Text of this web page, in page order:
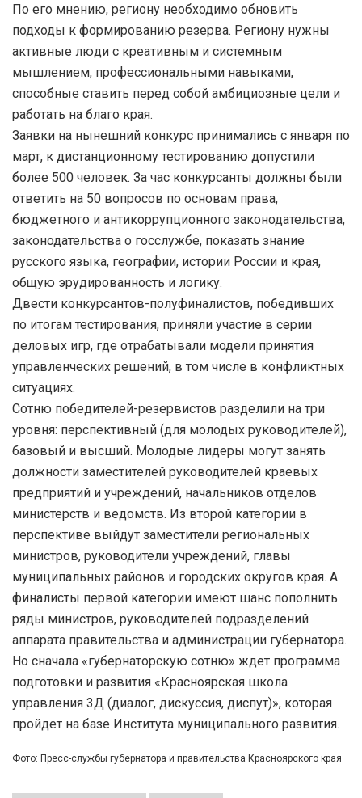
По его мнению, региону необходимо обновить
подходы к формированию резерва. Региону нужны
активные люди с креативным и системным
мышлением, профессиональными навыками,
способные ставить перед собой амбициозные цели и
работать на благо края.
Заявки на нынешний конкурс принимались с января по
март, к дистанционному тестированию допустили
более 500 человек. За час конкурсанты должны были
ответить на 50 вопросов по основам права,
бюджетного и антикоррупционного законодательства,
законодательства о госслужбе, показать знание
русского языка, географии, истории России и края,
общую эрудированность и логику.
Двести конкурсантов-полуфиналистов, победивших
по итогам тестирования, приняли участие в серии
деловых игр, где отрабатывали модели принятия
управленческих решений, в том числе в конфликтных
ситуациях.
Сотню победителей-резервистов разделили на три
уровня: перспективный (для молодых руководителей),
базовый и высший. Молодые лидеры могут занять
должности заместителей руководителей краевых
предприятий и учреждений, начальников отделов
министерств и ведомств. Из второй категории в
перспективе выйдут заместители региональных
министров, руководители учреждений, главы
муниципальных районов и городских округов края. А
финалисты первой категории имеют шанс пополнить
ряды министров, руководителей подразделений
аппарата правительства и администрации губернатора.
Но сначала «губернаторскую сотню» ждет программа
подготовки и развития «Красноярская школа
управления 3Д (диалог, дискуссия, диспут)», которая
пройдет на базе Института муниципального развития.
Фото: Пресс-службы губернатора и правительства Красноярского края